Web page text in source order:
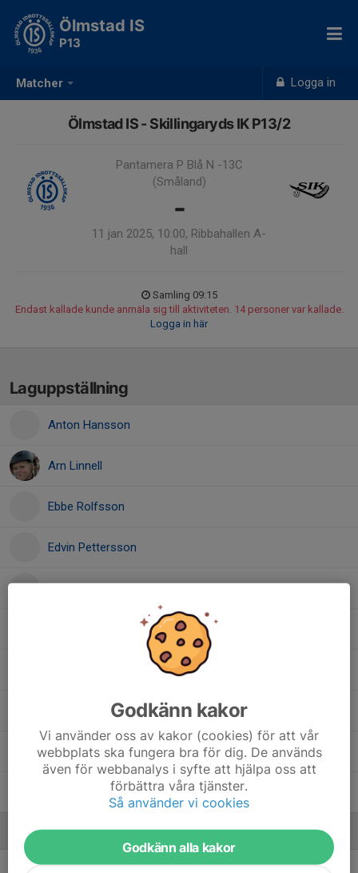
Matcher Logga in
Ölmstad IS
P13
Ölmstad IS - Skillingaryds IK P13/2
Pantamera P Blå N -13C
(Småland)
-
11 jan 2025, 10:00, Ribbahallen A-
hall
Samling 09:15
Endast kallade kunde anmäla sig till aktiviteten. 14 personer var kallade.
Logga in här
Laguppställning
Anton Hansson
Arn Linnell
Ebbe Rolfsson
Edvin Pettersson
Melvin Byström
Silas Rotstedt
Svante Olsson
Ledare
Elin LinnellTränare
Godkänn kakor
Vi använder oss av kakor (cookies) för att vår
webbplats ska fungera bra för dig. De används
även för webbanalys i syfte att hjälpa oss att
förbättra våra tjänster.
Så använder vi cookies
Godkänn alla kakor